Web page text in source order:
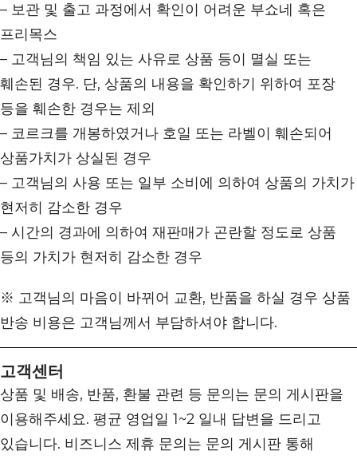
– 보관 및 출고 과정에서 확인이 어려운 부쇼네 혹은
프리목스
– 고객님의 책임 있는 사유로 상품 등이 멸실 또는
훼손된 경우. 단, 상품의 내용을 확인하기 위하여 포장
등을 훼손한 경우는 제외
– 코르크를 개봉하였거나 호일 또는 라벨이 훼손되어
상품가치가 상실된 경우
– 고객님의 사용 또는 일부 소비에 의하여 상품의 가치가
현저히 감소한 경우
– 시간의 경과에 의하여 재판매가 곤란할 정도로 상품
등의 가치가 현저히 감소한 경우
※ 고객님의 마음이 바뀌어 교환, 반품을 하실 경우 상품
반송 비용은 고객님께서 부담하셔야 합니다.
고객센터
상품 및 배송, 반품, 환불 관련 등 문의는 문의 게시판을
이용해주세요. 평균 영업일 1~2 일내 답변을 드리고
있습니다. 비즈니스 제휴 문의는 문의 게시판 통해